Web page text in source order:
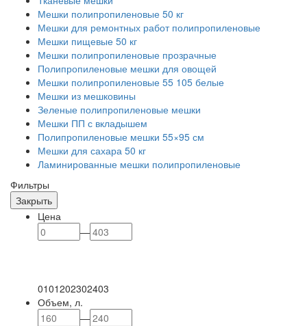
Мешки полипропиленовые 50 кг
Мешки для ремонтных работ полипропиленовые
Мешки пищевые 50 кг
Мешки полипропиленовые прозрачные
Полипропиленовые мешки для овощей
Мешки полипропиленовые 55 105 белые
Мешки из мешковины
Зеленые полипропиленовые мешки
Мешки ПП с вкладышем
Полипропиленовые мешки 55×95 см
Мешки для сахара 50 кг
Ламинированные мешки полипропиленовые
Фильтры
Закрыть
Цена
—
0101202302403
Объем, л.
—